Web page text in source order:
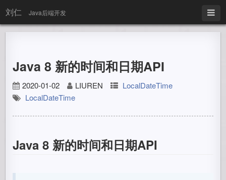
刘仁 Java后端开发
Java 8 新的时间和日期API
2020-01-02 LIUREN
LocalDateTime
LocalDateTime
Java 8 新的时间和日期API